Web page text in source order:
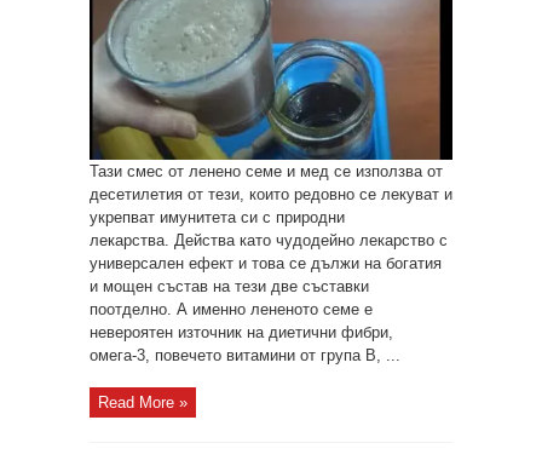
Тази смес от ленено семе и мед се използва от
десетилетия от тези, които редовно се лекуват и
укрепват имунитета си с природни
лекарства. Действа като чудодейно лекарство с
универсален ефект и това се дължи на богатия
и мощен състав на тези две съставки
поотделно. А именно лененото семе е
невероятен източник на диетични фибри,
омега-3, повечето витамини от група В, ...
Read More »